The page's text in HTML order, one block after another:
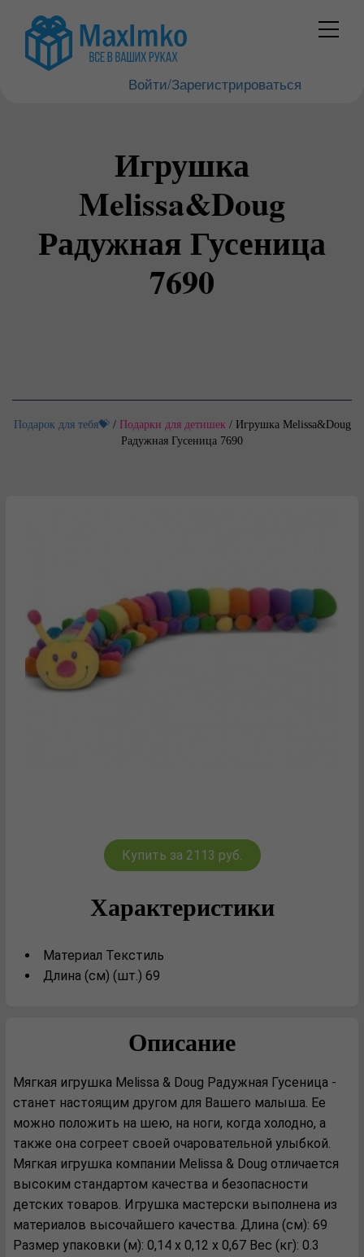
Войти/Зарегистрироваться
Игрушка
Melissa&Doug
Радужная Гусеница
7690
Подарок для тебя💝/ Подарки для детишек/ Игрушка Melissa&Doug
Радужная Гусеница 7690
Купить за 2113 руб.
Характеристики
Материал Текстиль
Длина (см) (шт.) 69
Описание
Мягкая игрушка Melissa & Doug Радужная Гусеница -
станет настоящим другом для Вашего малыша. Ее
можно положить на шею, на ноги, когда холодно, а
также она согреет своей очаровательной улыбкой.
Мягкая игрушка компании Melissa & Doug отличается
высоким стандартом качества и безопасности
детских товаров. Игрушка мастерски выполнена из
материалов высочайшего качества. Длина (см): 69
Размер упаковки (м): 0,14 х 0,12 х 0,67 Вес (кг): 0.3